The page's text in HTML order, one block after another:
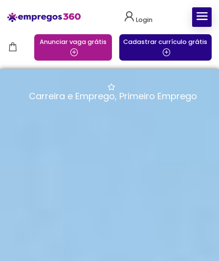
Login
Anunciar vaga grátis Cadastrar currículo grátis
Carreira e Emprego, Primeiro Emprego